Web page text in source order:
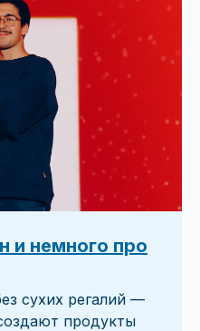
и немного про
сухих регалий —
продукты